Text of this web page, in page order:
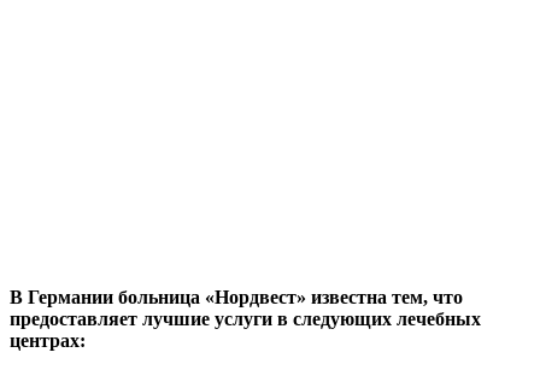
В Германии больница «Нордвест» известна тем, что
предоставляет лучшие услуги в следующих лечебных
центрах: